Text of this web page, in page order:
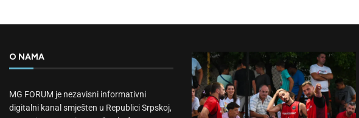
O NAMA
MG FORUM je nezavisni informativni
digitalni kanal smješten u Republici Srpskoj,